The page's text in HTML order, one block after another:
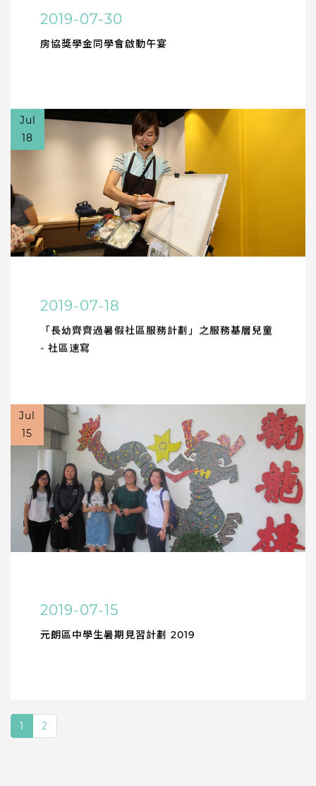
2019-07-30
房協獎學金同學會啟動午宴
Jul
18
2019-07-18
「長幼齊齊過暑假社區服務計劃」之服務基層兒童
- 社區速寫
Jul
15
2019-07-15
元朗區中學生暑期見習計劃 2019
1 2